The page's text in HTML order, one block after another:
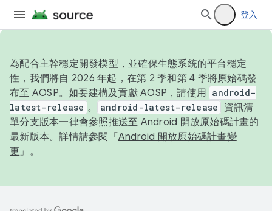
登入
為配合主幹穩定開發模型，並確保生態系統的平台穩定
性，我們將自 2026 年起，在第 2 季和第 4 季將原始碼發
布至 AOSP。如要建構及貢獻 AOSP，請使用 android-
latest-release 。 android-latest-release
資訊清
單分支版本一律會參照推送至 Android 開放原始碼計畫的
最新版本。詳情請參閱「 Android 開放原始碼計畫變
更 」。